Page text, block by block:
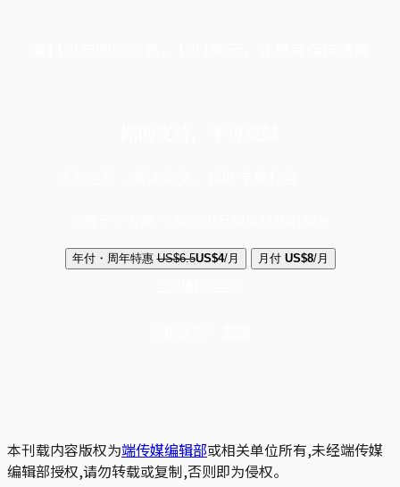
年付・周年特惠 US$6.5US$4/月 月付 US$8/月
本刊载内容版权为端传媒编辑部或相关单位所有,未经端传媒
编辑部授权,请勿转载或复制,否则即为侵权。